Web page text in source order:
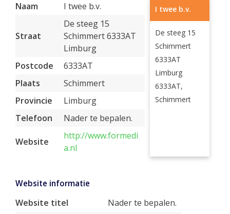
Naam I twee b.v.
Straat
De steeg 15
Schimmert 6333AT
Limburg
Postcode
6333AT
Plaats
Schimmert
Provincie
Limburg
Telefoon
Nader te bepalen.
Website
http://www.formedi
a.nl
I twee b.v.
De steeg 15
Schimmert
6333AT
Limburg
6333AT,
Schimmert
Website informatie
Website titel
Nader te bepalen.